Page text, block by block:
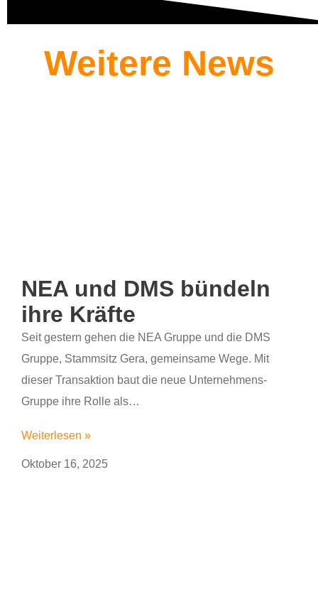
Weitere News
NEA und DMS bündeln
ihre Kräfte
Seit gestern gehen die NEA Gruppe und die DMS
Gruppe, Stammsitz Gera, gemeinsame Wege. Mit
dieser Transaktion baut die neue Unternehmens-
Gruppe ihre Rolle als…
Weiterlesen »
Oktober 16, 2025